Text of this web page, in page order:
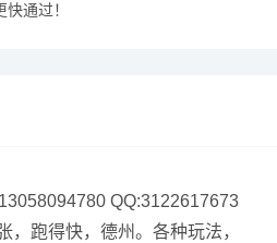
通过！
QQ:3122617673
，跑得快，德州。各种玩法，